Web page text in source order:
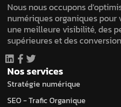
Nous nous occupons
numériques organiques pour
une meilleure visibilité, des
supérieures et des
Nos services
Stratégie numérique
SEO - Trafic Organique